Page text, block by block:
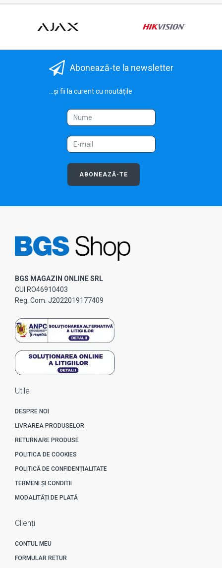
Abonează-te la newsletter
...și fii la curent cu noutățile
ABONEAZĂ-TE
BGS MAGAZIN ONLINE SRL
CUI RO46910403
Reg. Com. J2022019177409
Utile
DESPRE NOI
LIVRAREA PRODUSELOR
RETURNARE PRODUSE
POLITICA DE COOKIES
POLITICĂ DE CONFIDENȚIALITATE
TERMENI ȘI CONDITII
MODALITĂȚI DE PLATĂ
Clienți
CONTUL MEU
FORMULAR RETUR